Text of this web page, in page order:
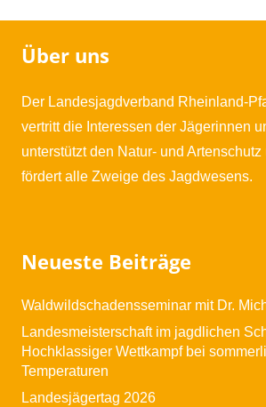
Über uns
Der Landesjagdverband Rheinland-
vertritt die Interessen der Jägerinnen
unterstützt den Natur- und Artenschutz
fördert alle Zweige des Jagdwesens.
Neueste Beiträge
Waldwildschadensseminar mit Dr.
Landesmeisterschaft im jagdlichen
Hochklassiger Wettkampf bei
Temperaturen
Landesjägertag 2026